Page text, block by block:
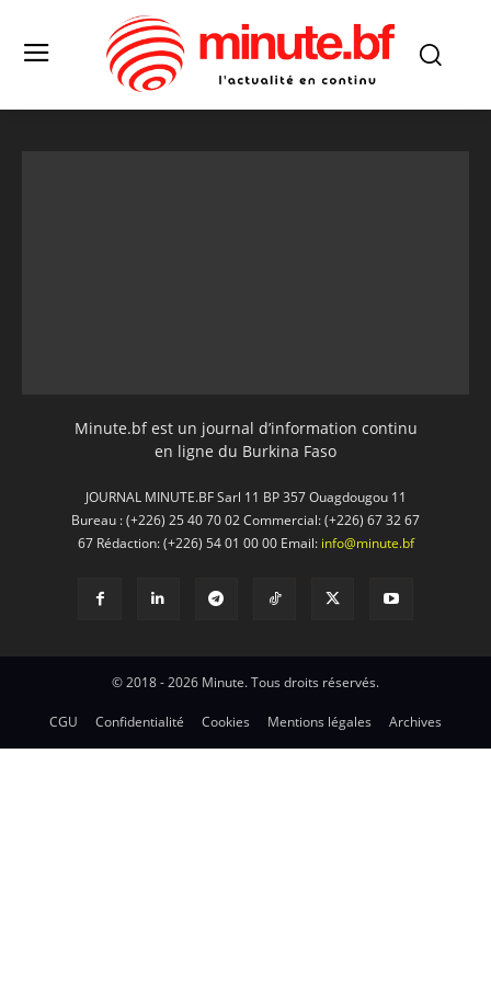
Minute.bf est un journal d’information continu
en ligne du Burkina Faso
JOURNAL MINUTE.BF Sarl 11 BP 357 Ouagdougou 11
Bureau : (+226) 25 40 70 02 Commercial: (+226) 67 32 67
67 Rédaction: (+226) 54 01 00 00 Email: info@minute.bf
© 2018 - 2026 Minute. Tous droits réservés.
CGU Confidentialité Cookies Mentions légales Archives